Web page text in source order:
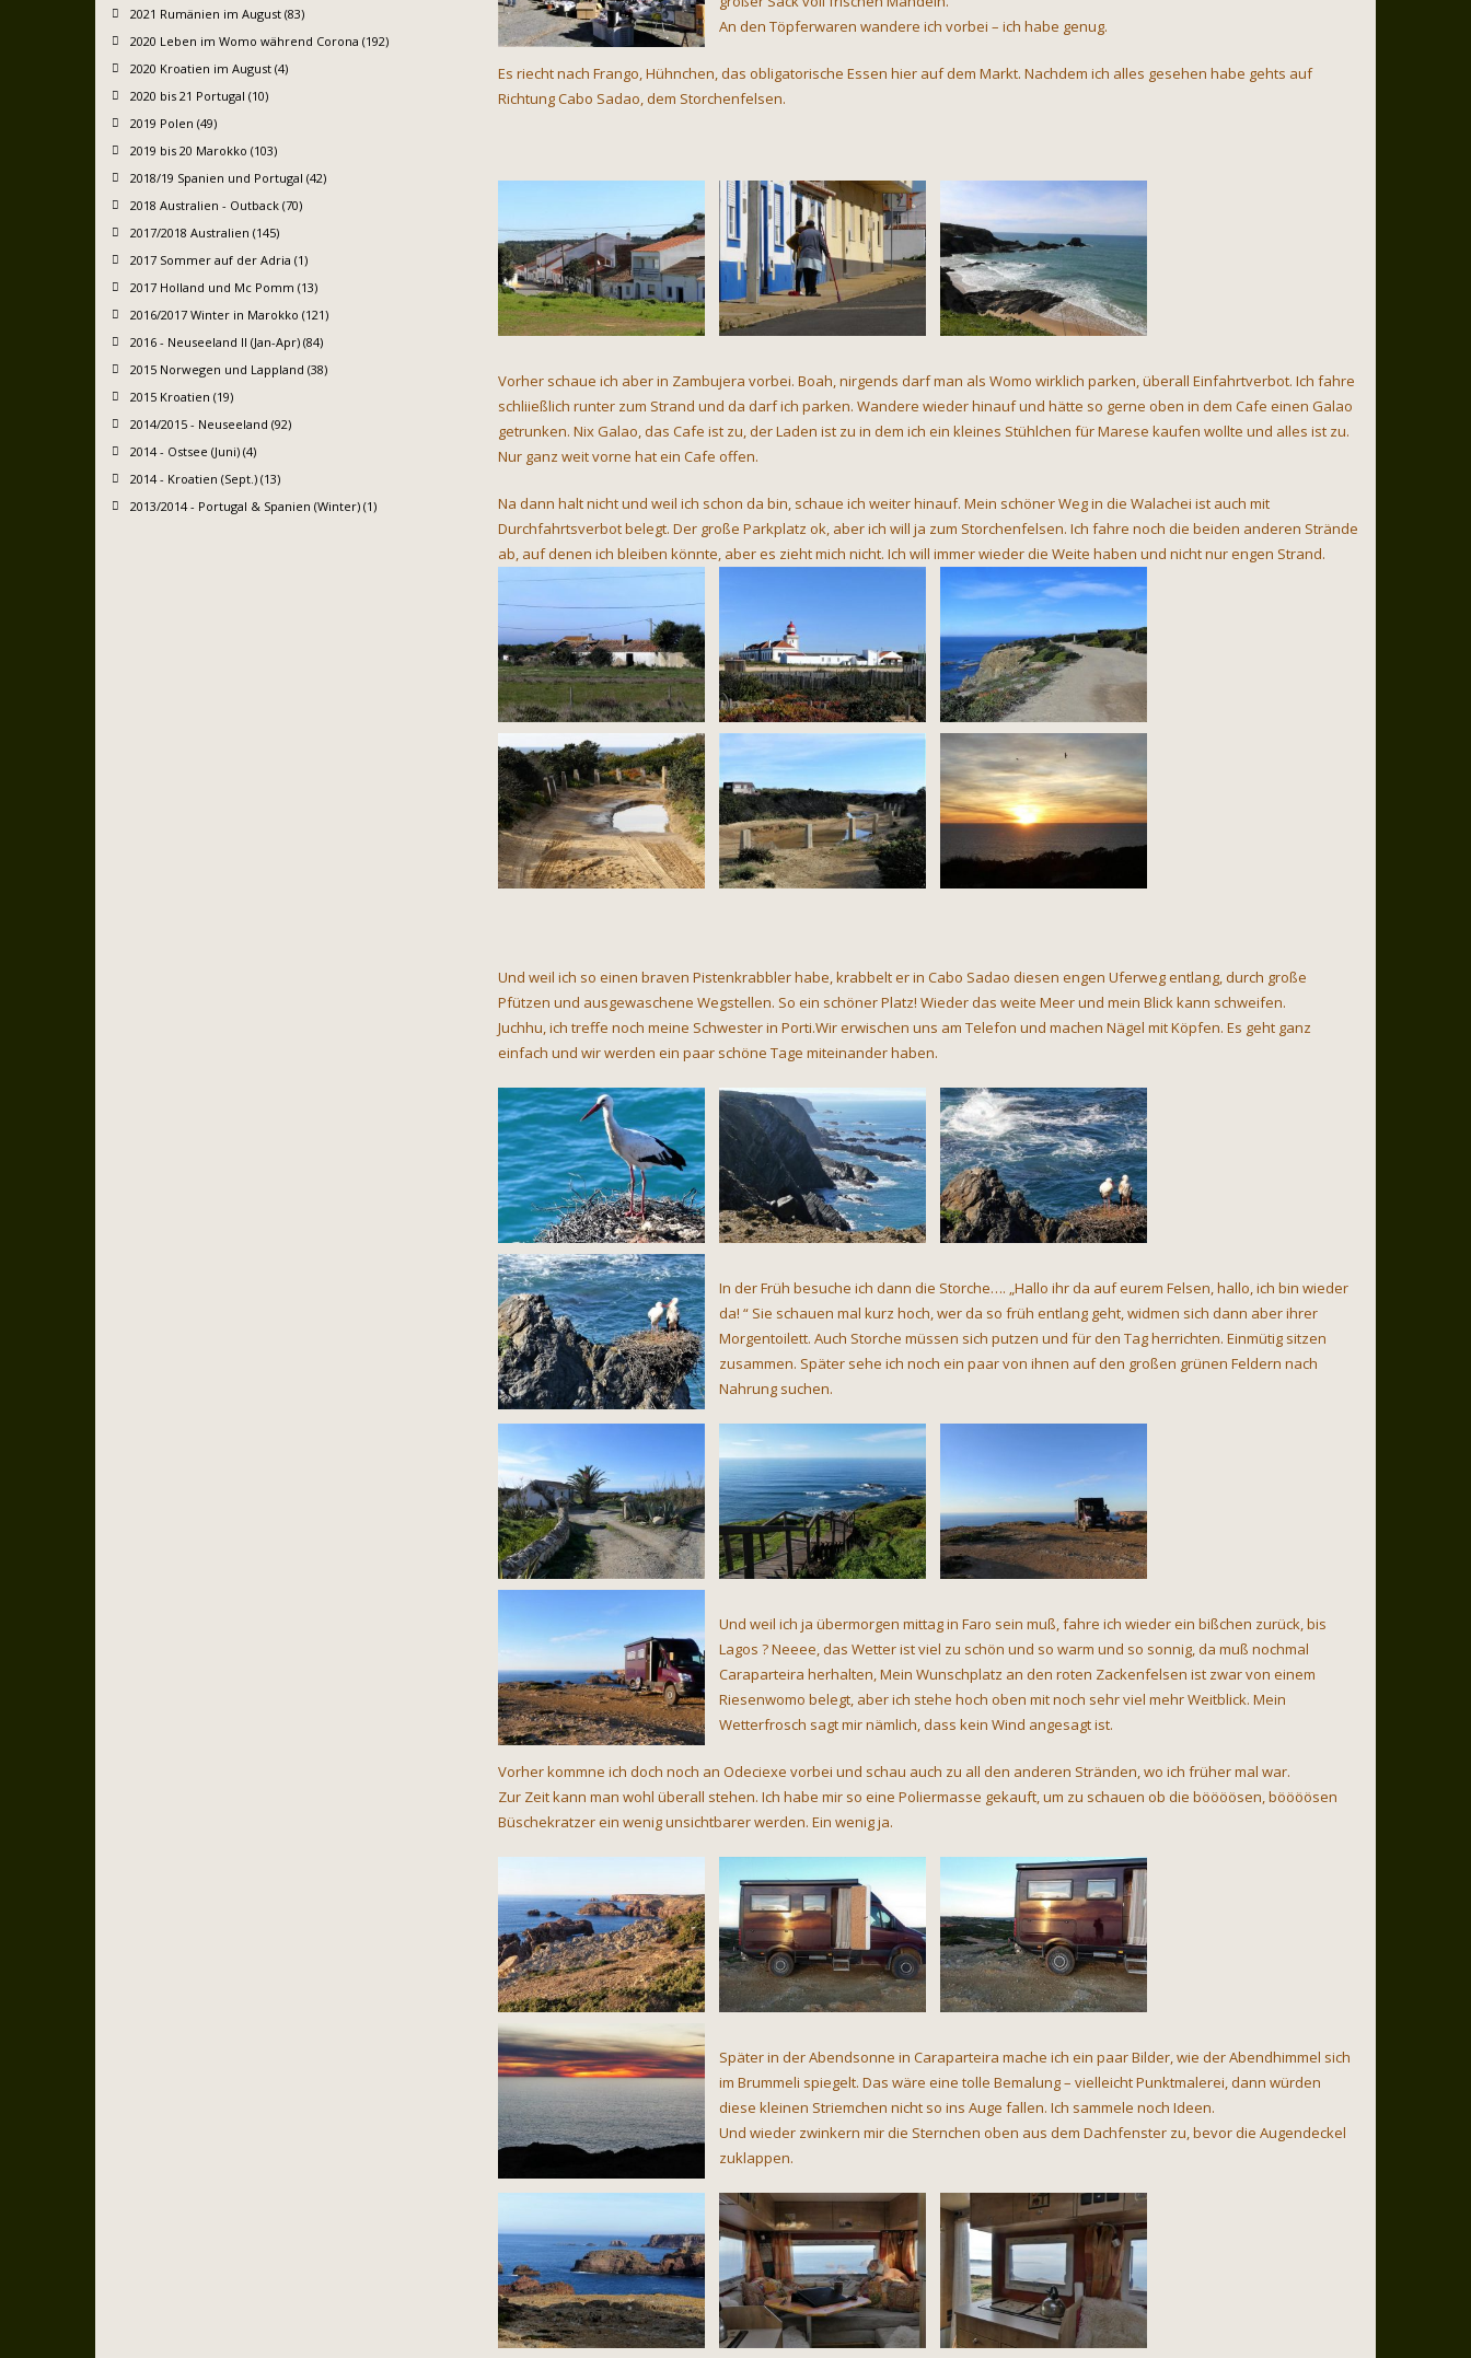
An den Töpferwaren wandere ich vorbei – ich habe genug.
Es riecht nach Frango, Hühnchen, das obligatorische Essen hier auf dem Markt. Nachdem ich alles gesehen habe gehts auf
Richtung Cabo Sadao, dem Storchenfelsen.
Vorher schaue ich aber in Zambujera vorbei. Boah, nirgends darf man als Womo wirklich parken, überall Einfahrtverbot. Ich fahre
schliießlich runter zum Strand und da darf ich parken. Wandere wieder hinauf und hätte so gerne oben in dem Cafe einen Galao
getrunken. Nix Galao, das Cafe ist zu, der Laden ist zu in dem ich ein kleines Stühlchen für Marese kaufen wollte und alles ist zu.
Nur ganz weit vorne hat ein Cafe offen.
Na dann halt nicht und weil ich schon da bin, schaue ich weiter hinauf. Mein schöner Weg in die Walachei ist auch mit
Durchfahrtsverbot belegt. Der große Parkplatz ok, aber ich will ja zum Storchenfelsen. Ich fahre noch die beiden anderen Strände
ab, auf denen ich bleiben könnte, aber es zieht mich nicht. Ich will immer wieder die Weite haben und nicht nur engen Strand.
Und weil ich so einen braven Pistenkrabbler habe, krabbelt er in Cabo Sadao diesen engen Uferweg entlang, durch große
Pfützen und ausgewaschene Wegstellen. So ein schöner Platz! Wieder das weite Meer und mein Blick kann schweifen.
Juchhu, ich treffe noch meine Schwester in Porti.Wir erwischen uns am Telefon und machen Nägel mit Köpfen. Es geht ganz
einfach und wir werden ein paar schöne Tage miteinander haben.
In der Früh besuche ich dann die Storche…. „Hallo ihr da auf eurem Felsen, hallo, ich bin wieder
da! “ Sie schauen mal kurz hoch, wer da so früh entlang geht, widmen sich dann aber ihrer
Morgentoilett. Auch Storche müssen sich putzen und für den Tag herrichten. Einmütig sitzen
zusammen. Später sehe ich noch ein paar von ihnen auf den großen grünen Feldern nach
Nahrung suchen.
Und weil ich ja übermorgen mittag in Faro sein muß, fahre ich wieder ein bißchen zurück, bis
Lagos ? Neeee, das Wetter ist viel zu schön und so warm und so sonnig, da muß nochmal
Caraparteira herhalten, Mein Wunschplatz an den roten Zackenfelsen ist zwar von einem
Riesenwomo belegt, aber ich stehe hoch oben mit noch sehr viel mehr Weitblick. Mein
Wetterfrosch sagt mir nämlich, dass kein Wind angesagt ist.
Vorher kommne ich doch noch an Odeciexe vorbei und schau auch zu all den anderen Stränden, wo ich früher mal war.
Zur Zeit kann man wohl überall stehen. Ich habe mir so eine Poliermasse gekauft, um zu schauen ob die böööösen, böööösen
Büschekratzer ein wenig unsichtbarer werden. Ein wenig ja.
Später in der Abendsonne in Caraparteira mache ich ein paar Bilder, wie der Abendhimmel sich
im Brummeli spiegelt. Das wäre eine tolle Bemalung – vielleicht Punktmalerei, dann würden
diese kleinen Striemchen nicht so ins Auge fallen. Ich sammele noch Ideen.
Und wieder zwinkern mir die Sternchen oben aus dem Dachfenster zu, bevor die Augendeckel
zuklappen.
2021 Rumänien im August (83)
2020 Leben im Womo während Corona (192)
2020 Kroatien im August (4)
2020 bis 21 Portugal (10)
2019 Polen (49)
2019 bis 20 Marokko (103)
2018/19 Spanien und Portugal (42)
2018 Australien - Outback (70)
2017/2018 Australien (145)
2017 Sommer auf der Adria (1)
2017 Holland und Mc Pomm (13)
2016/2017 Winter in Marokko (121)
2016 - Neuseeland II (Jan-Apr) (84)
2015 Norwegen und Lappland (38)
2015 Kroatien (19)
2014/2015 - Neuseeland (92)
2014 - Ostsee (Juni) (4)
2014 - Kroatien (Sept.) (13)
2013/2014 - Portugal & Spanien (Winter) (1)